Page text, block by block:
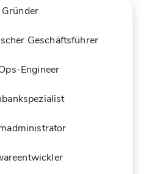
Gründer
Geschäftsführer
Engineer